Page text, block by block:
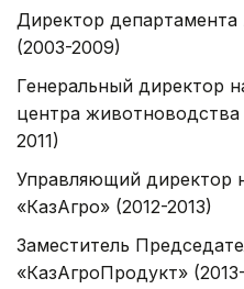
Директор департамента
(2003-2009)
Генеральный директор
центра
2011)
Управляющий директор
«КазАгро» (2012-2013)
Заместитель
«КазАгроПродукт»